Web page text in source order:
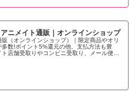
ニメイト通販｜オンラインショップ
販（オンラインショップ）｜限定商品やオリ
多数!ポイント5%還元の他、支払方法も豊
店舗受取りやコンビニ受取り、メール便サ